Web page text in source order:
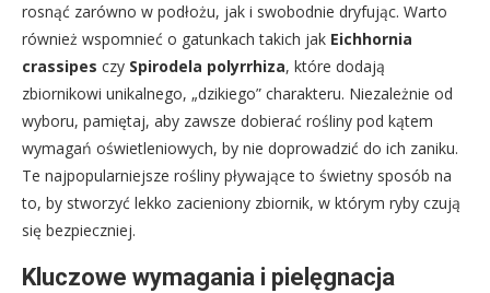
rosnąć zarówno w podłożu, jak i swobodnie dryfując. Warto
również wspomnieć o gatunkach takich jak Eichhornia
crassipes czy Spirodela polyrrhiza, które dodają
zbiornikowi unikalnego, „dzikiego” charakteru. Niezależnie od
wyboru, pamiętaj, aby zawsze dobierać rośliny pod kątem
wymagań oświetleniowych, by nie doprowadzić do ich zaniku.
Te najpopularniejsze rośliny pływające to świetny sposób na
to, by stworzyć lekko zacieniony zbiornik, w którym ryby czują
się bezpieczniej.
Kluczowe wymagania i pielęgnacja